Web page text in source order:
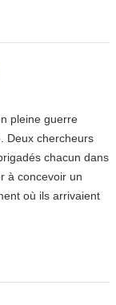
pleine guerre
Deux chercheurs
chacun dans
à concevoir un
où ils arrivaient